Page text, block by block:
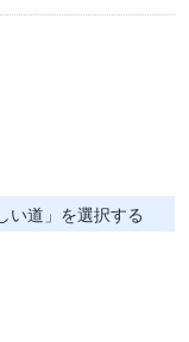
い道」を選択する